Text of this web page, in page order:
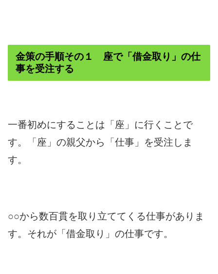
金策の手順その１ 座で「借金取り」の仕
事を受注する
一番初めにすることは「座」に行くことで
す。「座」の親父から「仕事」を受注しま
す。
○○から数百貫を取り立ててくる仕事がありま
す。それが「借金取り」の仕事です。